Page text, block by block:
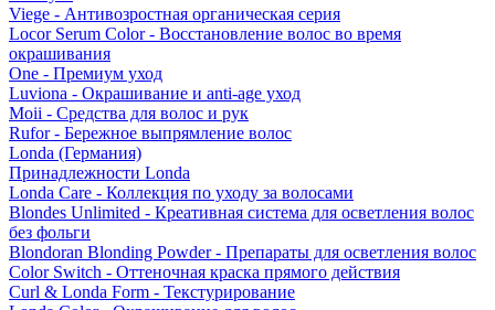
Viege - Антивозростная органическая серия
Locor Serum Color - Восстановление волос во время
окрашивания
One - Премиум уход
Luviona - Окрашивание и anti-age уход
Moii - Средства для волос и рук
Rufor - Бережное выпрямление волос
Londa (Германия)
Принадлежности Londa
Londa Care - Коллекция по уходу за волосами
Blondes Unlimited - Креативная система для осветления волос
без фольги
Blondoran Blonding Powder - Препараты для осветления волос
Color Switch - Оттеночная краска прямого действия
Curl & Londa Form - Текстурирование